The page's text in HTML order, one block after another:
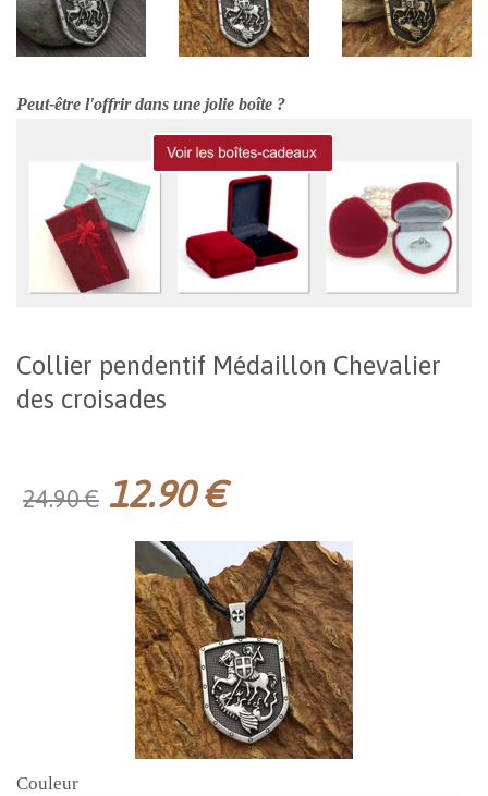
Peut-être l'offrir dans une jolie boîte ?
Collier pendentif Médaillon Chevalier
des croisades
24.90 € 12.90 €
Couleur